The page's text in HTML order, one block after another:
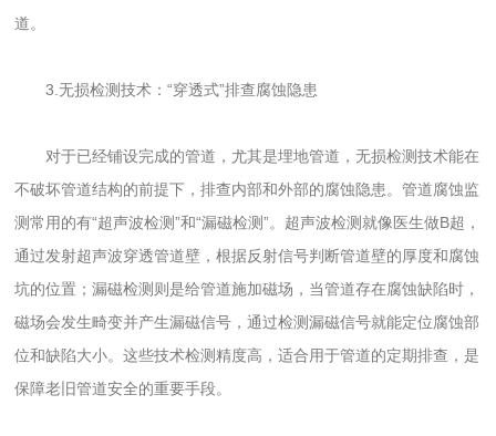
道。
3.无损检测技术：“穿透式”排查腐蚀隐患
对于已经铺设完成的管道，尤其是埋地管道，无损检测技术能在
不破坏管道结构的前提下，排查内部和外部的腐蚀隐患。管道腐蚀监
测常用的有“超声波检测”和“漏磁检测”。超声波检测就像医生做B超，
通过发射超声波穿透管道壁，根据反射信号判断管道壁的厚度和腐蚀
坑的位置；漏磁检测则是给管道施加磁场，当管道存在腐蚀缺陷时，
磁场会发生畸变并产生漏磁信号，通过检测漏磁信号就能定位腐蚀部
位和缺陷大小。这些技术检测精度高，适合用于管道的定期排查，是
保障老旧管道安全的重要手段。